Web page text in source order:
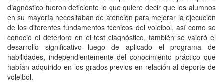
diagnóstico fueron deficiente lo que quiere decir que los alumnos
en su mayoría necesitaban de atención para mejorar la ejecución
de los diferentes fundamentos técnicos del voleibol, así como se
conoció el deterioro en el test diagnóstico, también se valoró el
desarrollo significativo luego de aplicado el programa de
habilidades, independientemente del conocimiento práctico que
habían adquirido en los grados previos en relación al deporte de
voleibol.